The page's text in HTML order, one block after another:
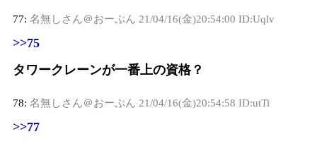
77: 名無しさん＠おーぷん 21/04/16(金)20:54:00 ID:Uqlv
>>75
タワークレーンが一番上の資格？
78: 名無しさん＠おーぷん 21/04/16(金)20:54:58 ID:utTi
>>77